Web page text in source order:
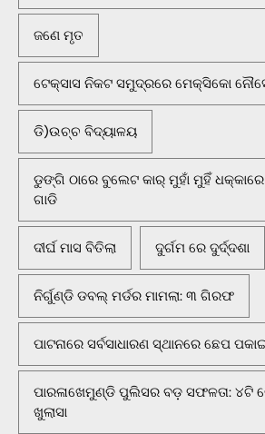
ଜଣେ ମୃତ
ଟେକ୍ସାସ ନିକଟ ସମୁଦ୍ରରେ ମେକ୍ସିକୋ
ଡି)ଉଚ୍ଚ ବିଦ୍ୟାଳୟ
ଡୁଙ୍ଗି ଠାରେ ବୁଲେଟ କାର୍ ମୁହାଁ ମୁହିଁ
ଗାଡି
ଦୀର୍ଘ ମାସ ବିତିଲା ଦୁର୍ଗମ ରେ ଦୁର୍ଦ୍ଦଶା
ନିର୍ଗୁଣ୍ଡି ଡବଲ୍ ମର୍ଡର ମାମଲା: ୩ ଗିରଫ
ପାଟନାରେ ସର୍ବସାଧାରଣ ସ୍ଥାନରେ ଛେପ
ପାରଳାଖେମୁଣ୍ଡି ପୁଲିସର ବଡ଼ ସଫଳତା: ୪ଟି
ଖୁଲାସା